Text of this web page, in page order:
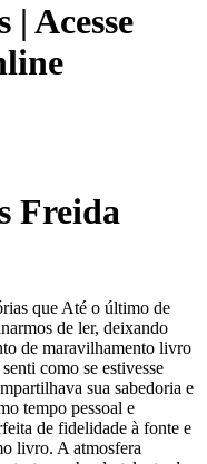
Acesse
Freida
que Até o último de
de ler, deixando
de maravilhamento livro
como se estivesse
sua sabedoria e
tempo pessoal e
de fidelidade à fonte e
livro. A atmosfera